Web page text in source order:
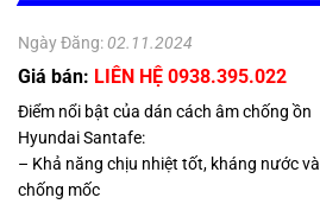
Ngày Đăng:02.11.2024
Giá bán: LIÊN HỆ 0938.395.022
Điểm nổi bật của dán cách âm chống ồn
Hyundai Santafe:
– Khả năng chịu nhiệt tốt, kháng nước và
chống mốc